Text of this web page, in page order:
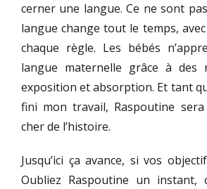
cerner une langue. Ce ne sont
langue change tout le temps,
chaque règle. Les bébés
langue maternelle grâce à des
exposition et absorption. Et tant
fini mon travail, Raspoutine
cher de l’histoire.
Jusqu’ici ça avance, si vos
Oubliez Raspoutine un instant,